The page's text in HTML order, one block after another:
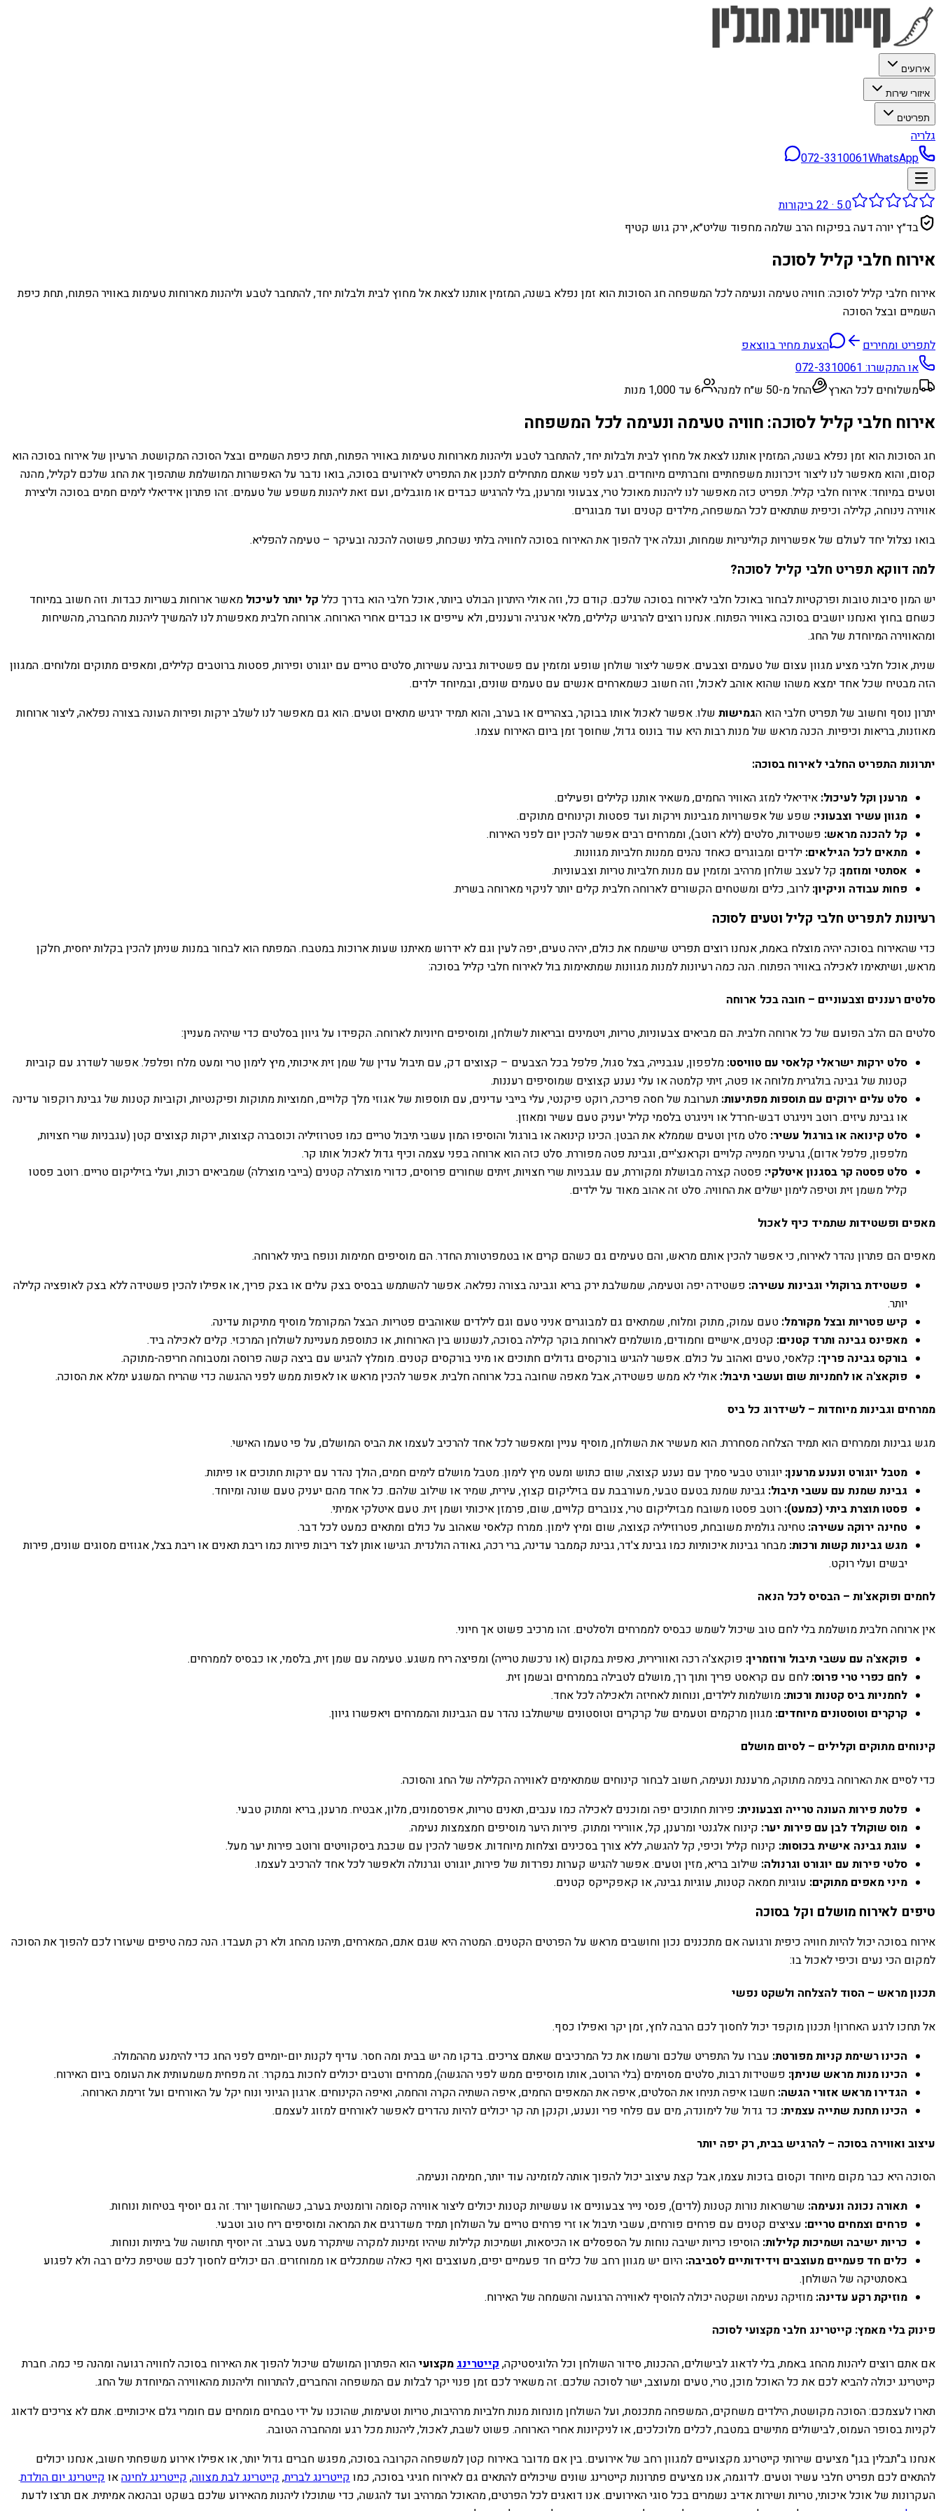
אירועים
איזורי שירות
תפריטים
גלריה
072-3310061WhatsApp
5.0
·
22ביקורות
בד״ץ יורה דעה בפיקוח הרב שלמה מחפוד שליט״א, ירק גוש קטיף
אירוח חלבי קליל לסוכה
אירוח חלבי קליל לסוכה: חוויה טעימה ונעימה לכל המשפחה חג הסוכות הוא זמן נפלא בשנה, המזמין אותנו לצאת אל מחוץ לבית ולבלות יחד, להתחבר לטבע וליהנות מארוחות טעימות באוויר הפתוח, תחת כיפת
השמיים ובצל הסוכה
לתפריט ומחירים
הצעת מחיר בווצאפ
או התקשרו:072-3310061
משלוחים לכל הארץ
החל מ-50 ש״ח למנה 6 עד 1,000 מנות
אירוח חלבי קליל לסוכה: חוויה טעימה ונעימה לכל המשפחה
חג הסוכות הוא זמן נפלא בשנה, המזמין אותנו לצאת אל מחוץ לבית ולבלות יחד, להתחבר לטבע וליהנות מארוחות טעימות באוויר הפתוח, תחת כיפת השמיים ובצל הסוכה המקושטת. הרעיון של אירוח בסוכה הוא
קסום, והוא מאפשר לנו ליצור זיכרונות משפחתיים וחברתיים מיוחדים. רגע לפני שאתם מתחילים לתכנן את התפריט לאירועים בסוכה, בואו נדבר על האפשרות המושלמת שתהפוך את החג שלכם לקליל, מהנה
וטעים במיוחד: אירוח חלבי קליל. תפריט כזה מאפשר לנו ליהנות מאוכל טרי, צבעוני ומרענן, בלי להרגיש כבדים או מוגבלים, ועם זאת ליהנות משפע של טעמים. זהו פתרון אידיאלי לימים חמים בסוכה וליצירת
אווירה נינוחה, קלילה וכיפית שתתאים לכל המשפחה, מילדים קטנים ועד מבוגרים.
בואו נצלול יחד לעולם של אפשרויות קולינריות שמחות, ונגלה איך להפוך את האירוח בסוכה לחוויה בלתי נשכחת, פשוטה להכנה ובעיקר – טעימה להפליא.
למה דווקא תפריט חלבי קליל לסוכה?
יש המון סיבות טובות ופרקטיות לבחור באוכל חלבי לאירוח בסוכה שלכם. קודם כל, וזה אולי היתרון הבולט ביותר, אוכל חלבי הוא בדרך כלל קל יותר לעיכול מאשר ארוחות בשריות כבדות. וזה חשוב במיוחד
כשחם בחוץ ואנחנו יושבים בסוכה באוויר הפתוח. אנחנו רוצים להרגיש קלילים, מלאי אנרגיה ורעננים, ולא עייפים או כבדים אחרי הארוחה. ארוחה חלבית מאפשרת לנו להמשיך ליהנות מהחברה, מהשיחות
ומהאווירה המיוחדת של החג.
שנית, אוכל חלבי מציע מגוון עצום של טעמים וצבעים. אפשר ליצור שולחן שופע ומזמין עם פשטידות גבינה עשירות, סלטים טריים עם יוגורט ופירות, פסטות ברוטבים קלילים, ומאפים מתוקים ומלוחים. המגוון
הזה מבטיח שכל אחד ימצא משהו שהוא אוהב לאכול, וזה חשוב כשמארחים אנשים עם טעמים שונים, ובמיוחד ילדים.
יתרון נוסף וחשוב של תפריט חלבי הוא הגמישות שלו. אפשר לאכול אותו בבוקר, בצהריים או בערב, והוא תמיד ירגיש מתאים וטעים. הוא גם מאפשר לנו לשלב ירקות ופירות העונה בצורה נפלאה, ליצור ארוחות
מאוזנות, בריאות וכיפיות. הכנה מראש של מנות רבות היא עוד בונוס גדול, שחוסך זמן ביום האירוח עצמו.
יתרונות התפריט החלבי לאירוח בסוכה:
מרענן וקל לעיכול: אידיאלי למזג האוויר החמים, משאיר אותנו קלילים ופעילים.
מגוון עשיר וצבעוני: שפע של אפשרויות מגבינות וירקות ועד פסטות וקינוחים מתוקים.
קל להכנה מראש: פשטידות, סלטים (ללא רוטב), וממרחים רבים אפשר להכין יום לפני האירוח.
מתאים לכל הגילאים: ילדים ומבוגרים כאחד נהנים ממנות חלביות מגוונות.
אסתטי ומוזמן: קל לעצב שולחן מרהיב ומזמין עם מנות חלביות טריות וצבעוניות.
פחות עבודה וניקיון: לרוב, כלים ומשטחים הקשורים לארוחה חלבית קלים יותר לניקוי מארוחה בשרית.
רעיונות לתפריט חלבי קליל וטעים לסוכה
כדי שהאירוח בסוכה יהיה מוצלח באמת, אנחנו רוצים תפריט שישמח את כולם, יהיה טעים, יפה לעין וגם לא ידרוש מאיתנו שעות ארוכות במטבח. המפתח הוא לבחור במנות שניתן להכין בקלות יחסית, חלקן
מראש, ושיתאימו לאכילה באוויר הפתוח. הנה כמה רעיונות למנות מגוונות שמתאימות בול לאירוח חלבי קליל בסוכה:
סלטים רעננים וצבעוניים – חובה בכל ארוחה
סלטים הם הלב הפועם של כל ארוחה חלבית. הם מביאים צבעוניות, טריות, ויטמינים ובריאות לשולחן, ומוסיפים חיוניות לארוחה. הקפידו על גיוון בסלטים כדי שיהיה מעניין:
סלט ירקות ישראלי קלאסי עם טוויסט: מלפפון, עגבנייה, בצל סגול, פלפל בכל הצבעים – קצוצים דק, עם תיבול עדין של שמן זית איכותי, מיץ לימון טרי ומעט מלח ופלפל. אפשר לשדרג עם קוביות
קטנות של גבינה בולגרית מלוחה או פטה, זיתי קלמטה או עלי נענע קצוצים שמוסיפים רעננות.
סלט עלים ירוקים עם תוספות מפתיעות: תערובת של חסה פריכה, רוקט פיקנטי, עלי בייבי עדינים, עם תוספות של אגוזי מלך קלויים, חמוציות מתוקות ופיקנטיות, וקוביות קטנות של גבינת רוקפור עדינה
או גבינת עיזים. רוטב ויניגרט דבש-חרדל או ויניגרט בלסמי קליל יעניק טעם עשיר ומאוזן.
סלט קינואה או בורגול עשיר: סלט מזין וטעים שממלא את הבטן. הכינו קינואה או בורגול והוסיפו המון עשבי תיבול טריים כמו פטרוזיליה וכוסברה קצוצות, ירקות קצוצים קטן (עגבניות שרי חצויות,
מלפפון, פלפל אדום), גרעיני חמנייה קלויים וקראנצ'יים, וגבינת פטה מפוררת. סלט כזה הוא ארוחה בפני עצמה וכיף גדול לאכול אותו קר.
סלט פסטה קר בסגנון איטלקי: פסטה קצרה מבושלת ומקוררת, עם עגבניות שרי חצויות, זיתים שחורים פרוסים, כדורי מוצרלה קטנים (בייבי מוצרלה) שמביאים רכות, ועלי בזיליקום טריים. רוטב פסטו
קליל משמן זית וטיפה לימון ישלים את החוויה. סלט זה אהוב מאוד על ילדים.
מאפים ופשטידות שתמיד כיף לאכול
מאפים הם פתרון נהדר לאירוח, כי אפשר להכין אותם מראש, והם טעימים גם כשהם קרים או בטמפרטורת החדר. הם מוסיפים חמימות ונופח ביתי לארוחה.
פשטידת ברוקולי וגבינות עשירה: פשטידה יפה וטעימה, שמשלבת ירק בריא וגבינה בצורה נפלאה. אפשר להשתמש בבסיס בצק עלים או בצק פריך, או אפילו להכין פשטידה ללא בצק לאופציה קלילה
יותר.
קיש פטריות ובצל מקורמל: טעם עמוק, מתוק ומלוח, שמתאים גם למבוגרים אניני טעם וגם לילדים שאוהבים פטריות. הבצל המקורמל מוסיף מתיקות עדינה.
מאפינס גבינה ותרד קטנים: קטנים, אישיים וחמודים, מושלמים לארוחת בוקר קלילה בסוכה, לנשנוש בין הארוחות, או כתוספת מעניינת לשולחן המרכזי. קלים לאכילה ביד.
בורקס גבינה פריך: קלאסי, טעים ואהוב על כולם. אפשר להגיש בורקסים גדולים חתוכים או מיני בורקסים קטנים. מומלץ להגיש עם ביצה קשה פרוסה ומטבוחה חריפה-מתוקה.
פוקאצ'ה או לחמניות שום ועשבי תיבול: אולי לא ממש פשטידה, אבל מאפה שחובה בכל ארוחה חלבית. אפשר להכין מראש או לאפות ממש לפני ההגשה כדי שהריח המשגע ימלא את הסוכה.
ממרחים וגבינות מיוחדות – לשידרוג כל ביס
מגש גבינות וממרחים הוא תמיד הצלחה מסחררת. הוא מעשיר את השולחן, מוסיף עניין ומאפשר לכל אחד להרכיב לעצמו את הביס המושלם, על פי טעמו האישי.
מטבל יוגורט ונענע מרענן: יוגורט טבעי סמיך עם נענע קצוצה, שום כתוש ומעט מיץ לימון. מטבל מושלם לימים חמים, הולך נהדר עם ירקות חתוכים או פיתות.
גבינת שמנת עם עשבי תיבול: גבינת שמנת בטעם טבעי, מעורבבת עם בזיליקום קצוץ, עירית, שמיר או שילוב שלהם. כל אחד מהם יעניק טעם שונה ומיוחד.
פסטו תוצרת ביתי (כמעט): רוטב פסטו משובח מבזיליקום טרי, צנוברים קלויים, שום, פרמזן איכותי ושמן זית. טעם איטלקי אמיתי.
טחינה ירוקה עשירה: טחינה גולמית משובחת, פטרוזיליה קצוצה, שום ומיץ לימון. ממרח קלאסי שאהוב על כולם ומתאים כמעט לכל דבר.
מגש גבינות קשות ורכות: מבחר גבינות איכותיות כמו גבינת צ'דר, גבינת קממבר עדינה, ברי רכה, גאודה הולנדית. הגישו אותן לצד ריבות פירות כמו ריבת תאנים או ריבת בצל, אגוזים מסוגים שונים, פירות
יבשים ועלי רוקט.
לחמים ופוקאצ'ות – הבסיס לכל הנאה
אין ארוחה חלבית מושלמת בלי לחם טוב שיכול לשמש כבסיס לממרחים ולסלטים. זהו מרכיב פשוט אך חיוני.
פוקאצ'ה עם עשבי תיבול ורוזמרין: פוקאצ'ה רכה ואוורירית, נאפית במקום (או נרכשת טרייה) ומפיצה ריח משגע. טעימה עם שמן זית, בלסמי, או כבסיס לממרחים.
לחם כפרי טרי פרוס: לחם עם קראסט פריך ותוך רך, מושלם לטבילה בממרחים ובשמן זית.
לחמניות ביס קטנות ורכות: מושלמות לילדים, ונוחות לאחיזה ולאכילה לכל אחד.
קרקרים וטוסטונים מיוחדים: מגוון מרקמים וטעמים של קרקרים וטוסטונים שישתלבו נהדר עם הגבינות והממרחים ויאפשרו גיוון.
קינוחים מתוקים וקלילים – לסיום מושלם
כדי לסיים את הארוחה בנימה מתוקה, מרעננת ונעימה, חשוב לבחור קינוחים שמתאימים לאווירה הקלילה של החג והסוכה.
פלטת פירות העונה טרייה וצבעונית: פירות חתוכים יפה ומוכנים לאכילה כמו ענבים, תאנים טריות, אפרסמונים, מלון, אבטיח. מרענן, בריא ומתוק טבעי.
מוס שוקולד לבן עם פירות יער: קינוח אלגנטי ומרענן, קל, אוורירי ומתוק. פירות היער מוסיפים חמצמצות נעימה.
עוגת גבינה אישית בכוסות: קינוח קליל וכיפי, קל להגשה, ללא צורך בסכינים וצלחות מיוחדות. אפשר להכין עם שכבת ביסקוויטים ורוטב פירות יער מעל.
סלטי פירות עם יוגורט וגרנולה: שילוב בריא, מזין וטעים. אפשר להגיש קערות נפרדות של פירות, יוגורט וגרנולה ולאפשר לכל אחד להרכיב לעצמו.
מיני מאפים מתוקים: עוגיות חמאה קטנות, עוגיות גבינה, או קאפקייקס קטנים.
טיפים לאירוח מושלם וקל בסוכה
אירוח בסוכה יכול להיות חוויה כיפית ורגועה אם מתכננים נכון וחושבים מראש על הפרטים הקטנים. המטרה היא שגם אתם, המארחים, תיהנו מהחג ולא רק תעבדו. הנה כמה טיפים שיעזרו לכם להפוך את הסוכה
למקום הכי נעים וכיפי לאכול בו:
תכנון מראש – הסוד להצלחה ולשקט נפשי
אל תחכו לרגע האחרון! תכנון מוקפד יכול לחסוך לכם הרבה לחץ, זמן יקר ואפילו כסף.
הכינו רשימת קניות מפורטת: עברו על התפריט שלכם ורשמו את כל המרכיבים שאתם צריכים. בדקו מה יש בבית ומה חסר. עדיף לקנות יום-יומיים לפני החג כדי להימנע מההמולה.
הכינו מנות מראש שניתן: פשטידות רבות, סלטים מסוימים (בלי הרוטב, אותו מוסיפים ממש לפני ההגשה), ממרחים ורטבים יכולים לחכות במקרר. זה מפחית משמעותית את העומס ביום האירוח.
הגדירו מראש אזורי הגשה: חשבו איפה תניחו את הסלטים, איפה את המאפים החמים, איפה השתיה הקרה והחמה, ואיפה הקינוחים. ארגון הגיוני ונוח יקל על האורחים ועל זרימת הארוחה.
הכינו תחנת שתייה עצמית: כד גדול של לימונדה, מים עם פלחי פרי ונענע, וקנקן תה קר יכולים להיות נהדרים לאפשר לאורחים למזוג לעצמם.
עיצוב ואווירה בסוכה – להרגיש בבית, רק יפה יותר
הסוכה היא כבר מקום מיוחד וקסום בזכות עצמו, אבל קצת עיצוב יכול להפוך אותה למזמינה עוד יותר, חמימה ונעימה.
תאורה נכונה ונעימה: שרשראות נורות קטנות (לדים), פנסי נייר צבעוניים או עששיות קטנות יכולים ליצור אווירה קסומה ורומנטית בערב, כשהחושך יורד. זה גם יוסיף בטיחות ונוחות.
פרחים וצמחים טריים: עציצים קטנים עם פרחים פורחים, עשבי תיבול או זרי פרחים טריים על השולחן תמיד משדרגים את המראה ומוסיפים ריח טוב וטבעי.
כריות ישיבה ושמיכות קלילות: הוסיפו כריות ישיבה נוחות על הספסלים או הכיסאות, ושמיכות קלילות שיהיו זמינות למקרה שיתקרר מעט בערב. זה יוסיף תחושה של ביתיות ונוחות.
כלים חד פעמיים מעוצבים וידידותיים לסביבה: היום יש מגוון רחב של כלים חד פעמיים יפים, מעוצבים ואף כאלה שמתכלים או ממוחזרים. הם יכולים לחסוך לכם שטיפת כלים רבה ולא לפגוע
באסתטיקה של השולחן.
מוזיקת רקע עדינה: מוזיקה נעימה ושקטה יכולה להוסיף לאווירה הרגועה והשמחה של האירוח.
פינוק בלי מאמץ: קייטרינג חלבי מקצועי לסוכה
אם אתם רוצים ליהנות מהחג באמת, בלי לדאוג לבישולים, ההכנות, סידור השולחן וכל הלוגיסטיקה, קייטרינג מקצועיהוא הפתרון המושלם שיכול להפוך את האירוח בסוכה לחוויה רגועה ומהנה פי כמה. חברת
קייטרינג יכולה להביא לכם את כל האוכל מוכן, טרי, טעים ומעוצב, ישר לסוכה שלכם. זה משאיר לכם זמן פנוי יקר לבלות עם המשפחה והחברים, להתרווח וליהנות מהאווירה המיוחדת של החג.
תארו לעצמכם: הסוכה מקושטת, הילדים משחקים, המשפחה מתכנסת, ועל השולחן מונחות מנות חלביות מרהיבות, טריות וטעימות, שהוכנו על ידי טבחים מומחים עם חומרי גלם איכותיים. אתם לא צריכים לדאוג
לקניות בסופר העמוס, לבישולים מתישים במטבח, לכלים מלוכלכים, או לניקיונות אחרי הארוחה. פשוט לשבת, לאכול, ליהנות מכל רגע ומהחברה הטובה.
אנחנו ב"תבלין בגן" מציעים שירותי קייטרינג מקצועיים למגוון רחב של אירועים. בין אם מדובר באירוח קטן למשפחה הקרובה בסוכה, מפגש חברים גדול יותר, או אפילו אירוע משפחתי חשוב, אנחנו יכולים
להתאים לכם תפריט חלבי עשיר וטעים. לדוגמה, אנו מציעים פתרונות קייטרינג שונים שיכולים להתאים גם לאירוח חגיגי בסוכה, כמו קייטרינג לברית, קייטרינג לבת מצווה, קייטרינג לחינהאו קייטרינג יום הולדת.
העקרונות של אוכל איכותי, טריות ושירות אדיב נשמרים בכל סוגי האירועים. אנו דואגים לכל הפרטים, מהאוכל המרהיב ועד להגשה, כדי שתוכלו ליהנות מהאירוע שלכם בשקט ובהנאה אמיתית. אם תרצו לדעת